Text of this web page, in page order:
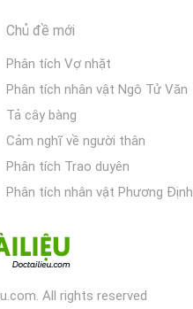
Chủ đề mới
Phân tích Vợ nhặt
Phân tích nhân vật Ngô Tử Văn
Tả cây bàng
Cảm nghĩ về người thân
Phân tích Trao duyên
Phân tích nhân vật Phương Định
All rights reserved